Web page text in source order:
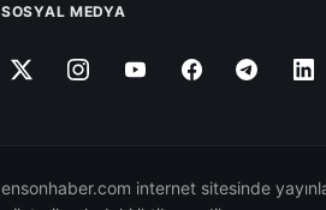
SOSYAL MEDYA
ensonhaber.com internet sitesinde